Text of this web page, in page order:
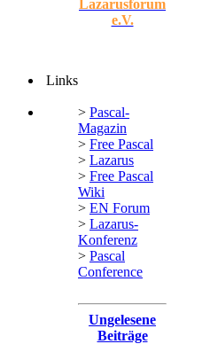
Lazarusforum
e.V.
Links
> Pascal-
Magazin
> Free Pascal
> Lazarus
> Free Pascal
Wiki
> EN Forum
> Lazarus-
Konferenz
> Pascal
Conference
Ungelesene
Beiträge